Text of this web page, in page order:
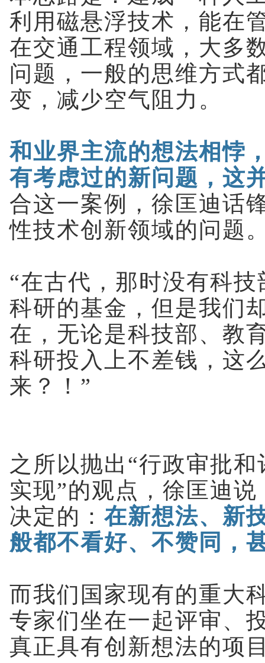
利用磁悬浮技术，能在
在交通工程领域，大多
问题，一般的思维方式
变，减少空气阻力。
和业界主流的想法相悖
有考虑过的新问题，这
合这一案例，徐匡迪话
性技术创新领域的问题
“在古代，那时没有科
科研的基金，但是我们
在，无论是科技部、教
科研投入上不差钱，这
来？！”
之所以抛出“行政审批
实现”的观点，徐匡迪
决定的： 在新想法、新
般都不看好、不赞同，
而我们国家现有的重大
专家们坐在一起评审、
真正具有创新想法的项